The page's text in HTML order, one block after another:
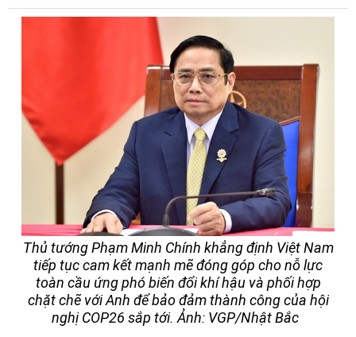
Thủ tướng Phạm Minh Chính khẳng định Việt Nam
tiếp tục cam kết mạnh mẽ đóng góp cho nỗ lực
toàn cầu ứng phó biến đổi khí hậu và phối hợp
chặt chẽ với Anh để bảo đảm thành công của hội
nghị COP26 sắp tới. Ảnh: VGP/Nhật Bắc